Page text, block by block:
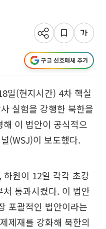
구글 선호매체 추가
일(현지시간) 4차 핵실
실험을 강행한 북한을
이 법안이 공식적으
(WSJ)이 보도했다.
원이 12일 각각 초강
통과시켰다. 이 법안
포괄적인 법안이라는
제재를 강화해 북한의